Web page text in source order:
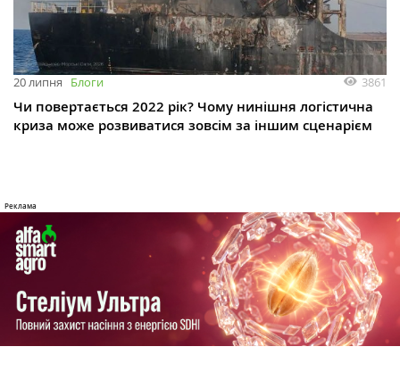
20 липня Блоги 3861
Чи повертається 2022 рік? Чому нинішня логістична
криза може розвиватися зовсім за іншим сценарієм